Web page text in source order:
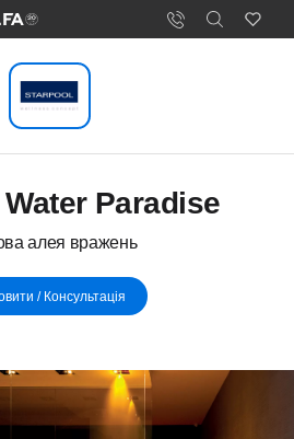
Paradise
алея вражень
/ Консультація